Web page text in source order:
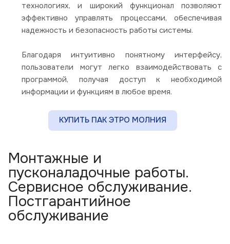
технологиях, и широкий функционал позволяют
эффективно управлять процессами, обеспечивая
надежность и безопасность работы системы.
Благодаря интуитивно понятному интерфейсу,
пользователи могут легко взаимодействовать с
программой, получая доступ к необходимой
информации и функциям в любое время.
КУПИТЬ ПАК ЭТРО МОЛНИЯ
Монтажные и
пусконаладочные работы.
Сервисное обслуживание.
Постгарантийное
обслуживание